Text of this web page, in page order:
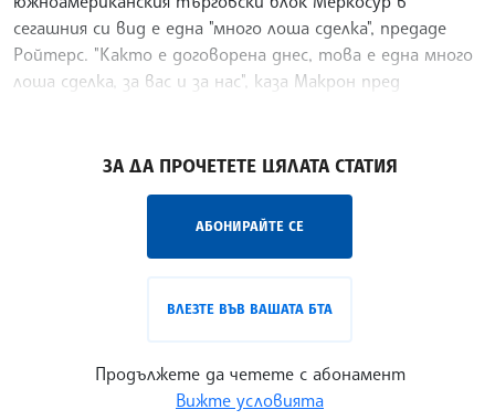
сегашния си вид е една "много лоша сделка", предаде
Ройтерс. "Както е договорена днес, това е една много
лоша сделка, за вас и за нас", каза Макрон пред
ЗА ДА ПРОЧЕТЕТЕ ЦЯЛАТА СТАТИЯ
АБОНИРАЙТЕ СЕ
ВЛЕЗТЕ ВЪВ ВАШАТА БТА
Продължете да четете с абонамент
Вижте условията